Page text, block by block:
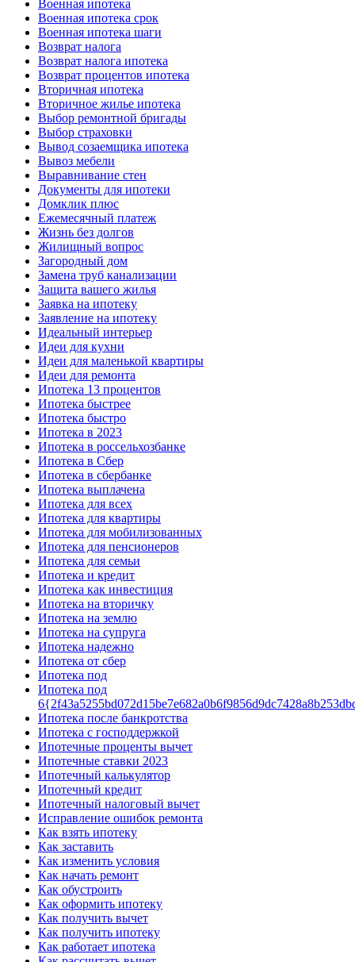
Военная ипотека
Военная ипотека срок
Военная ипотека шаги
Возврат налога
Возврат налога ипотека
Возврат процентов ипотека
Вторичная ипотека
Вторичное жилье ипотека
Выбор ремонтной бригады
Выбор страховки
Вывод созаемщика ипотека
Вывоз мебели
Выравнивание стен
Документы для ипотеки
Домклик плюс
Ежемесячный платеж
Жизнь без долгов
Жилищный вопрос
Загородный дом
Замена труб канализации
Защита вашего жилья
Заявка на ипотеку
Заявление на ипотеку
Идеальный интерьер
Идеи для кухни
Идеи для маленькой квартиры
Идеи для ремонта
Ипотека 13 процентов
Ипотека быстрее
Ипотека быстро
Ипотека в 2023
Ипотека в россельхозбанке
Ипотека в Сбер
Ипотека в сбербанке
Ипотека выплачена
Ипотека для всех
Ипотека для квартиры
Ипотека для мобилизованных
Ипотека для пенсионеров
Ипотека для семьи
Ипотека и кредит
Ипотека как инвестиция
Ипотека на вторичку
Ипотека на землю
Ипотека на супруга
Ипотека надежно
Ипотека от сбер
Ипотека под
Ипотека под
Ипотека после банкротства
Ипотека с господдержкой
Ипотечные проценты вычет
Ипотечные ставки 2023
Ипотечный калькулятор
Ипотечный кредит
Ипотечный налоговый вычет
Исправление ошибок ремонта
Как взять ипотеку
Как заставить
Как изменить условия
Как начать ремонт
Как обустроить
Как оформить ипотеку
Как получить вычет
Как получить ипотеку
Как работает ипотека